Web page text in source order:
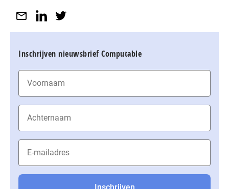
Inschrijven nieuwsbrief Computable